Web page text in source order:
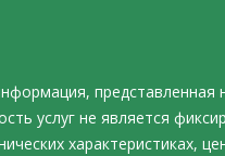
представленная
услуг не является
характеристиках,